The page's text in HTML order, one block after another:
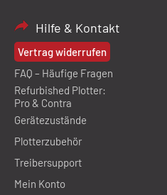
Hilfe & Kontakt
Vertrag widerrufen
FAQ – Häufige Fragen
Refurbished Plotter:
Pro & Contra
Gerätezustände
Plotterzubehör
Treibersupport
Mein Konto